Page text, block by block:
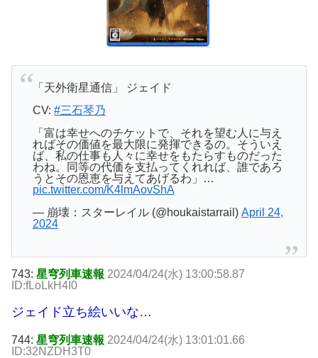
「天外衛星通信」 ジェイド
CV: #三石琴乃
「富は幸せへのチケットで、それを望む人に与え
ればその価値を最大限に発揮できるの。そういえ
ば、私の仕事も人々に幸せをもたらすものだった
わね。同等の代価を支払ってくれれば、誰であろ
うとその恩恵を与えてあげるわ」…
pic.twitter.com/K4lmAovShA
— 崩壊：スターレイル (@houkaistarrail) April 24,
2024
743: 星穹列車速報 2024/04/24(水) 13:00:58.87
ID:fLoLkH4I0
ジェイド立ち絵いいな…
744: 星穹列車速報 2024/04/24(水) 13:01:01.66
ID:32NZDH3T0